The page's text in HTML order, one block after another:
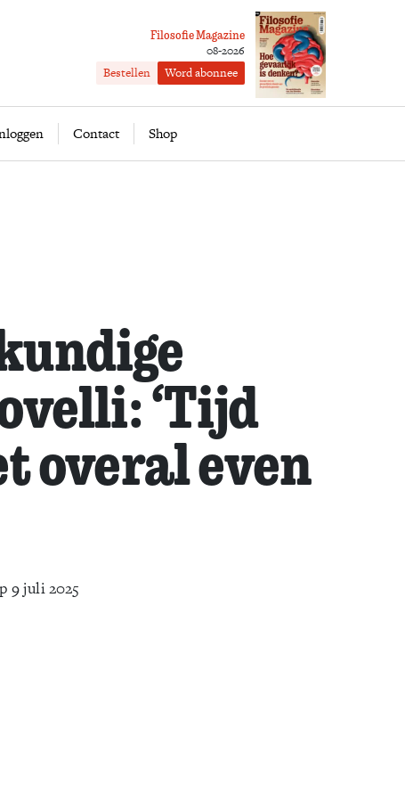
Filosofie Magazine
08-2026
Bestellen Word abonnee
Contact Shop
Word abonnee
‘Tijd
overal even
9 juli 2025